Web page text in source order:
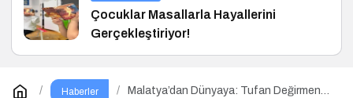
Çocuklar Masallarla Hayallerini
Gerçekleştiriyor!
Haberler
Malatya’dan Dünyaya: Tufan Değirmenci,